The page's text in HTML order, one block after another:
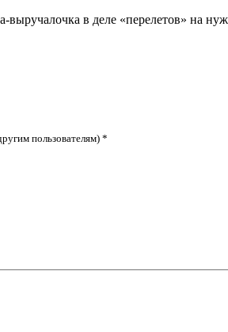
в деле «перелетов» на
пользователям) *